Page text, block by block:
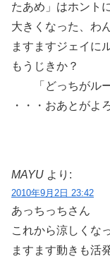
たあめ」はホント
大きくなった、わ
ますますジェイに
もうじきか？
「どっちがルー
・・・おあとがよ
MAYU より:
2010年9月2日 23:42
あっちっちさん
これから涼しくな
ますます動きも活